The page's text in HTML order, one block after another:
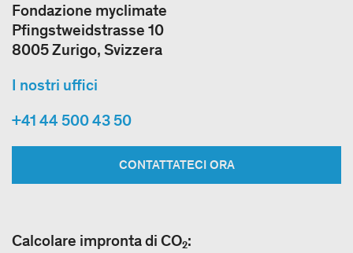
Fondazione myclimate
Pfingstweidstrasse 10
8005 Zurigo, Svizzera
I nostri uffici
+41 44 500 43 50
CONTATTATECI ORA
Calcolare impronta di CO₂: